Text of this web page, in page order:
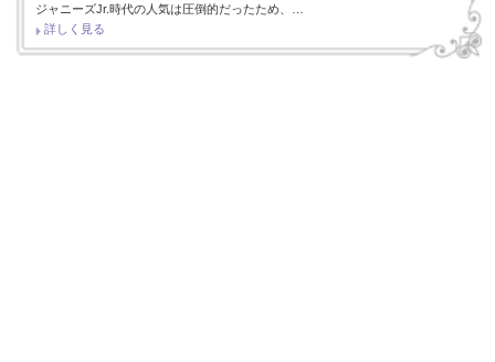
ジャニーズJr.時代の人気は圧倒的だったため、…
詳しく見る